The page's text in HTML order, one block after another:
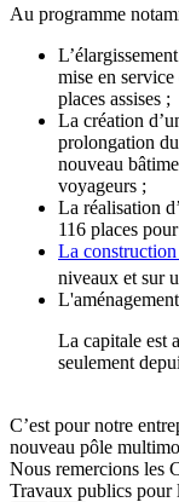
Au programme
mise en
places assises ;
La création
prolongation
nouveau
voyageurs ;
La réalisation
116 places
La
niveaux et sur
La capitale est
seulement
C’est pour notre
nouveau pôle
Nous remercions les
Travaux publics pour